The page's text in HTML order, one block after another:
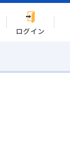
ログイン